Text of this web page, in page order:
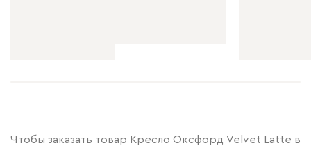
Чтобы заказать товар Кресло Оксфорд Velvet Latte в